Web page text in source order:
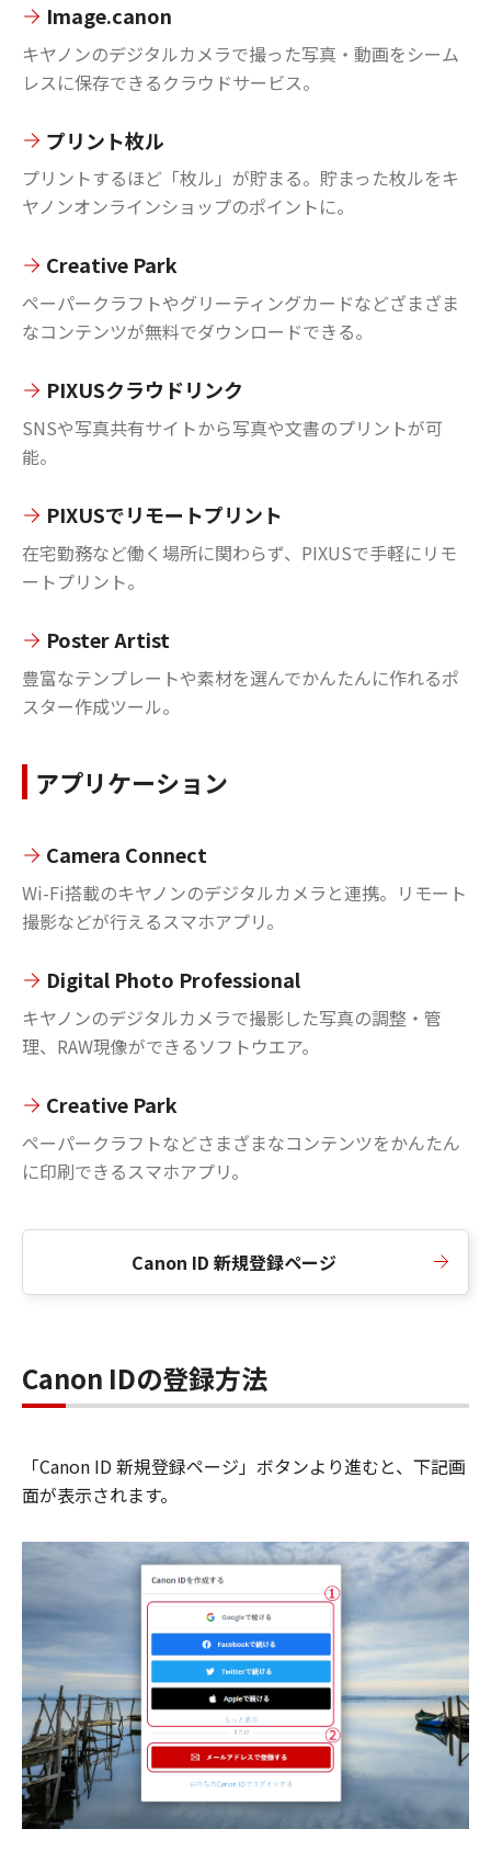
Image.canon
キヤノンのデジタルカメラで撮った写真・動画をシーム
レスに保存できるクラウドサービス。
プリント枚ル
プリントするほど「枚ル」が貯まる。貯まった枚ルをキ
ヤノンオンラインショップのポイントに。
Creative Park
ペーパークラフトやグリーティングカードなどざまざま
なコンテンツが無料でダウンロードできる。
PIXUSクラウドリンク
SNSや写真共有サイトから写真や文書のプリントが可
能。
PIXUSでリモートプリント
在宅勤務など働く場所に関わらず、PIXUSで手軽にリモ
ートプリント。
Poster Artist
豊富なテンプレートや素材を選んでかんたんに作れるポ
スター作成ツール。
アプリケーション
Camera Connect
Wi-Fi搭載のキヤノンのデジタルカメラと連携。リモート
撮影などが行えるスマホアプリ。
Digital Photo Professional
キヤノンのデジタルカメラで撮影した写真の調整・管
理、RAW現像ができるソフトウエア。
Creative Park
ペーパークラフトなどさまざまなコンテンツをかんたん
に印刷できるスマホアプリ。
Canon ID 新規登録ページ
Canon IDの登録方法
「Canon ID 新規登録ページ」ボタンより進むと、下記画
面が表示されます。